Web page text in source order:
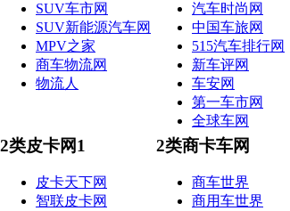
SUV车市网
SUV新能源汽车网
MPV之家
商车物流网
物流人
汽车时尚网
中国车旅网
515汽车排行网
新车评网
车安网
第一车市网
全球车网
2类皮卡网1
皮卡天下网
智联皮卡网
2类商卡车网
商车世界
商用车世界